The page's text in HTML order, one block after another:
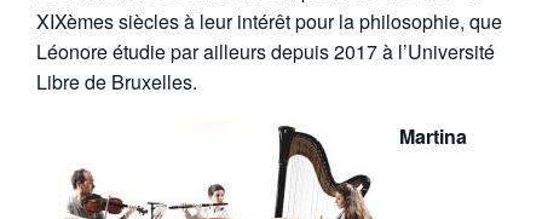
XIXèmes siècles à leur intérêt pour la philosophie, que
Léonore étudie par ailleurs depuis 2017 à l’Université
Libre de Bruxelles.
Martina